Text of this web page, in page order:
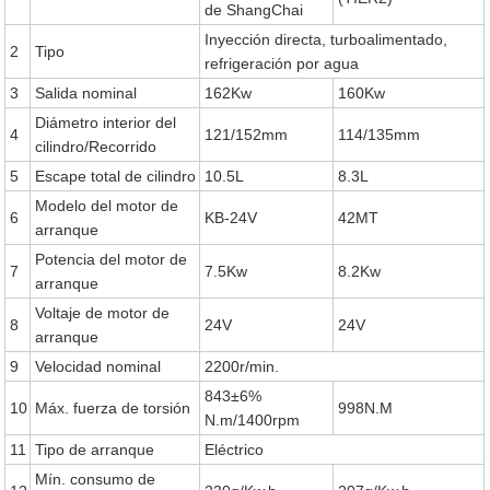
de ShangChai
2 Tipo
Inyección directa, turboalimentado,
refrigeración por agua
3
Salida nominal 162Kw 160Kw
4
Diámetro interior del
cilindro/Recorrido
121/152mm 114/135mm
5 Escape total de cilindro 10.5L 8.3L
6
Modelo del motor de
arranque
KB-24V 42MT
7
Potencia del motor de
arranque
7.5Kw 8.2Kw
8
Voltaje de motor de
arranque
24V 24V
9 Velocidad nominal 2200r/min.
10 Máx. fuerza de torsión
843±6%
N.m/1400rpm
998N.M
11 Tipo de arranque Eléctrico
Mín. consumo de